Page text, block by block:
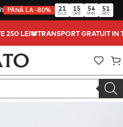
PÂNĂ LA -80% 21
ZILE
15
ORE
54
MIN
50
SEC
250 LEI TRANSPORT GRATUIT